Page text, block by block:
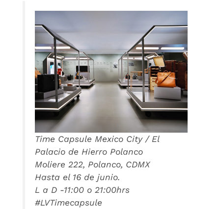
Time Capsule Mexico City / El
Palacio de Hierro Polanco
Moliere 222, Polanco, CDMX
Hasta el 16 de junio.
L a D -11:00 o 21:00hrs
#LVTimecapsule